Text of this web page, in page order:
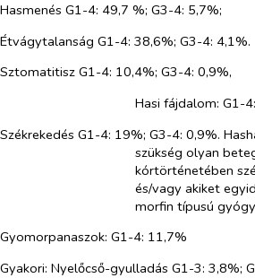
Hasmenés G1-4: 49,7 %; G3-4: 5,7%;
Étvágytalanság G1-4: 38,6%; G3-4: 4,1%.
Sztomatitisz G1-4: 10,4%; G3-4: 0,9%,
Hasi fájdalom: G1-
Székrekedés G1-4: 19%; G3-4: 0,9%.
szükség olyan
kórtörténetében
és/vagy akiket
morfin típusú
Gyomorpanaszok: G1-4: 11,7%
Gyakori: Nyelőcső-gyulladás G1-3: 3,8%;